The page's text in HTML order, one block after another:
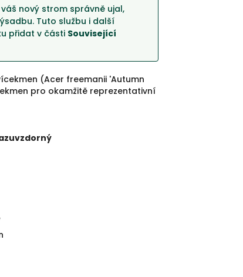
nový strom správně ujal,
Tuto službu i další
přidat v části Související
(Acer freemanii 'Autumn
pro okamžitě reprezentativní